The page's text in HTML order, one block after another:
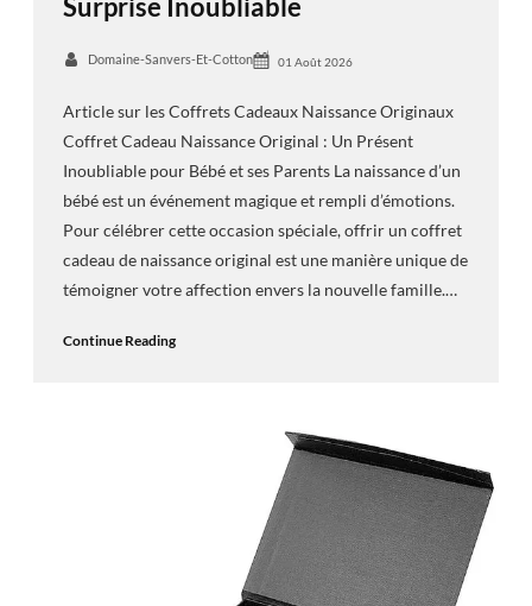
Domaine-Sanvers-Et-Cotton 01 Août 2026
Article sur les Coffrets Cadeaux Naissance Originaux
Coffret Cadeau Naissance Original : Un Présent
Inoubliable pour Bébé et ses Parents La naissance d’un
bébé est un événement magique et rempli d’émotions.
Pour célébrer cette occasion spéciale, offrir un coffret
cadeau de naissance original est une manière unique de
témoigner votre affection envers la nouvelle famille.…
Continue Reading